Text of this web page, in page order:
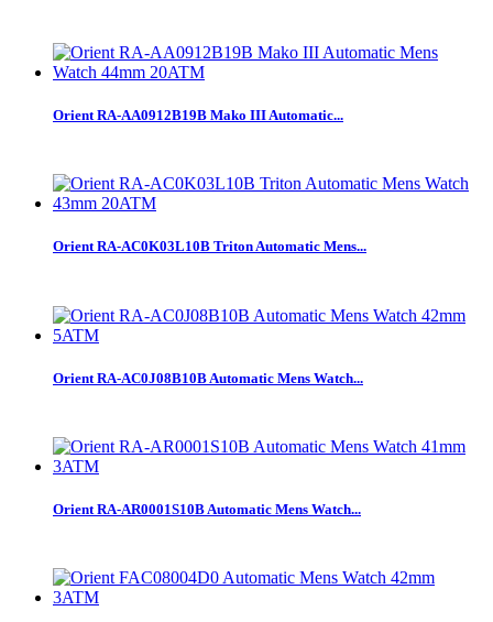
Orient RA-AA0912B19B Mako III Automatic...
Orient RA-AC0K03L10B Triton Automatic Mens...
Orient RA-AC0J08B10B Automatic Mens Watch...
Orient RA-AR0001S10B Automatic Mens Watch...